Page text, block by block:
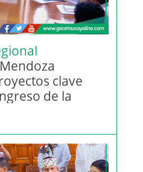
clave
de la